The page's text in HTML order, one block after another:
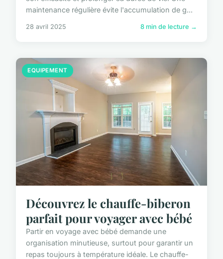
maintenance régulière évite l'accumulation de g...
28 avril 2025 8 min de lecture →
EQUIPEMENT
Découvrez le chauffe-biberon
parfait pour voyager avec bébé
Partir en voyage avec bébé demande une
organisation minutieuse, surtout pour garantir un
repas toujours à température idéale. Le chauffe-